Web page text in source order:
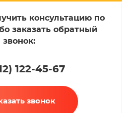
консультацию по
заказать обратный
звонок:
) 122-45-67
звонок